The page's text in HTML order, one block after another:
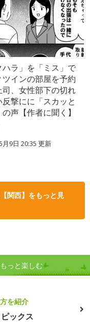
ハラ」を「ミス」で
ツインの部屋を予約
司、女性部下の切れ
撃にに「スカッと
の声【作者に聞く】
月9日 20:35 更新
関西】をもっと見
っと楽しむ
を紹介
ックス